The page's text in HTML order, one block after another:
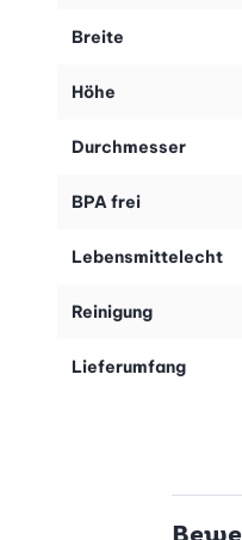
Breite
Höhe
Durchmesser
BPA frei
Lebensmittelecht
Reinigung
Lieferumfang